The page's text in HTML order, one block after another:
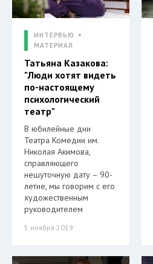
ИНТЕРВЬЮ
МАТЕРИАЛ
Татьяна Казакова:
"Люди хотят видеть
по-настоящему
психологический
театр"
В юбилейные дни
Театра Комедии им.
Николая Акимова,
справляющего
нешуточную дату – 90-
летие, мы говорим с его
художественным
руководителем
5 ноября 2019